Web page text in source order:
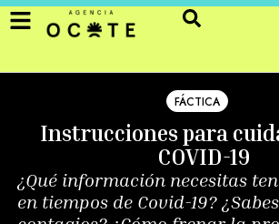
FÁCTICA
Instrucciones para
COVID-19
¿Qué información necesitas
en tiempos de Covid-19?